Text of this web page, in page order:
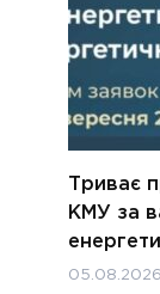
Триває
КМУ за
05.08.2026